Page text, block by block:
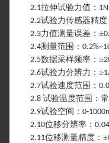
2.1拉伸试验力值： 1N
2.2试验力传感器精度
2.3力值测量误差：±
2.4测量范围：
2.5数据采样频率：≥
2.6试验力分辨力：≥
2.7试验速度范围：
2.8 试验温度范围：
2.9试验空间： 0-
2.10位移分辨率：
2.11位移测量精度：±